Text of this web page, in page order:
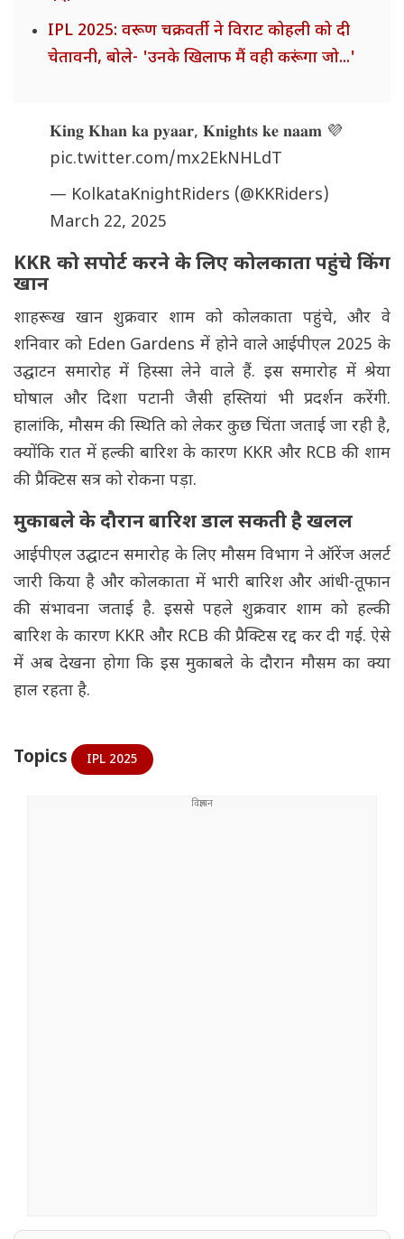
IPL 2025: वरूण चक्रवर्ती ने विराट कोहली को दी
चेतावनी, बोले- 'उनके खिलाफ मैं वही करूंगा जो...'
𝐊𝐢𝐧𝐠 𝐊𝐡𝐚𝐧 𝐤𝐚 𝐩𝐲𝐚𝐚𝐫, 𝐊𝐧𝐢𝐠𝐡𝐭𝐬 𝐤𝐞 𝐧𝐚𝐚𝐦 💜
pic.twitter.com/mx2EkNHLdT
— KolkataKnightRiders (@KKRiders)
March 22, 2025
KKR को सपोर्ट करने के लिए कोलकाता पहुंचे किंग
खान
शाहरूख खान शुक्रवार शाम को कोलकाता पहुंचे, और वे
शनिवार को Eden Gardens में होने वाले आईपीएल 2025 के
उद्घाटन समारोह में हिस्सा लेने वाले हैं. इस समारोह में श्रेया
घोषाल और दिशा पटानी जैसी हस्तियां भी प्रदर्शन करेंगी.
हालांकि, मौसम की स्थिति को लेकर कुछ चिंता जताई जा रही है,
क्योंकि रात में हल्की बारिश के कारण KKR और RCB की शाम
की प्रैक्टिस सत्र को रोकना पड़ा.
मुकाबले के दौरान बारिश डाल सकती है खलल
आईपीएल उद्घाटन समारोह के लिए मौसम विभाग ने ऑरेंज अलर्ट
जारी किया है और कोलकाता में भारी बारिश और आंधी-तूफान
की संभावना जताई है. इससे पहले शुक्रवार शाम को हल्की
बारिश के कारण KKR और RCB की प्रैक्टिस रद्द कर दी गई. ऐसे
में अब देखना होगा कि इस मुकाबले के दौरान मौसम का क्या
हाल रहता है.
Topics IPL 2025